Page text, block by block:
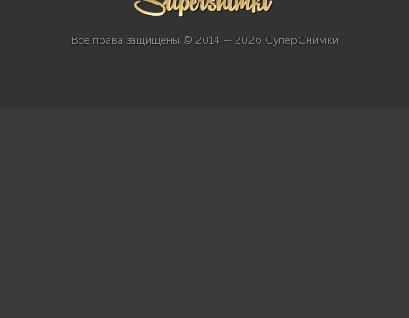
Все права защищены © 2014 — 2026 СуперСнимки